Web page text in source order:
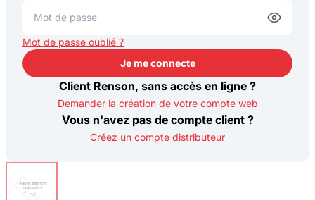
Mot de passe oublié ?
Je me connecte
Je me connecte
Client Renson, sans accès en ligne ?
Demander la création de votre compte web
Vous n'avez pas de compte client ?
Créez un compte distributeur